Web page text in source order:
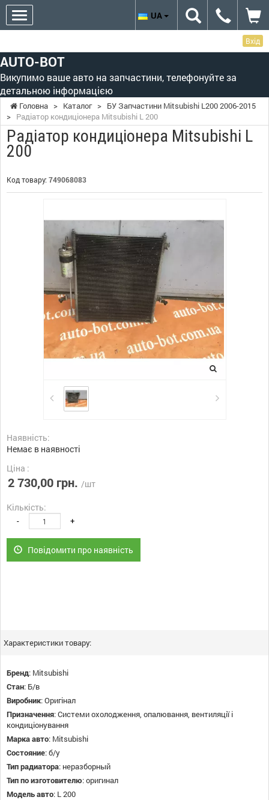
Вхід
AUTO-BOT
Викупимо ваше авто на запчастини, телефонуйте за
детальною інформацією
UA
Головна > Каталог > БУ Запчастини Mitsubishi L200 2006-2015
> Радіатор кондиціонера Mitsubishi L 200
Радіатор кондиціонера Mitsubishi L
200
Код товару: 749068083
Наявність:
Немає в наявності
Ціна :
2 730,00 грн. /шт
Кількість:
- +
Повідомити про наявність
Характеристики товару:
Бренд: Mitsubishi
Стан: Б/в
Виробник:Оригінал
Призначення:Системи охолодження, опалювання, вентиляції і
кондиціонування
Марка авто: Mitsubishi
Состояние:б/у
Тип радиатора: неразборный
Тип по изготовителю:оригинал
Модель авто: L 200